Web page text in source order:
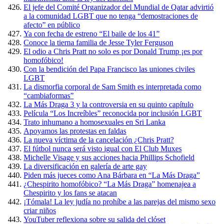
El jefe del Comité Organizador del Mundial de Qatar advirtió
a la comunidad LGBT que no tenga “demostraciones de
afecto” en público
Ya con fecha de estreno “El baile de los 41”
Conoce la tierna familia de Jesse Tyler Ferguson
El odio a Chris Pratt no solo es por Donald Trump ¡es por
homofóbico!
Con la bendición del Papa Francisco las uniones civiles
LGBT
La dismorfia corporal de Sam Smith es interpretada como
“cambiaformas”
La Más Draga 3 y la controversia en su quinto capítulo
Película “Los Increíbles” reconocida por inclusión LGBT
Trato inhumano a homosexuales en Sri Lanka
Apoyamos las protestas en faldas
La nueva víctima de la cancelación ¿Chris Pratt?
El fútbol nunca será visto igual con El Club Muxes
Michelle Visage y sus acciones hacia Phillips Schofield
La diversificación en galería de arte gay
Piden más jueces como Ana Bárbara en “La Más Draga”
¿Chespirito homofóbico? “La Más Draga” homenajea a
Chespirito y los fans se atacan
¡Tómala! La ley judía no prohíbe a las parejas del mismo sexo
criar niños
YouTuber reflexiona sobre su salida del clóset